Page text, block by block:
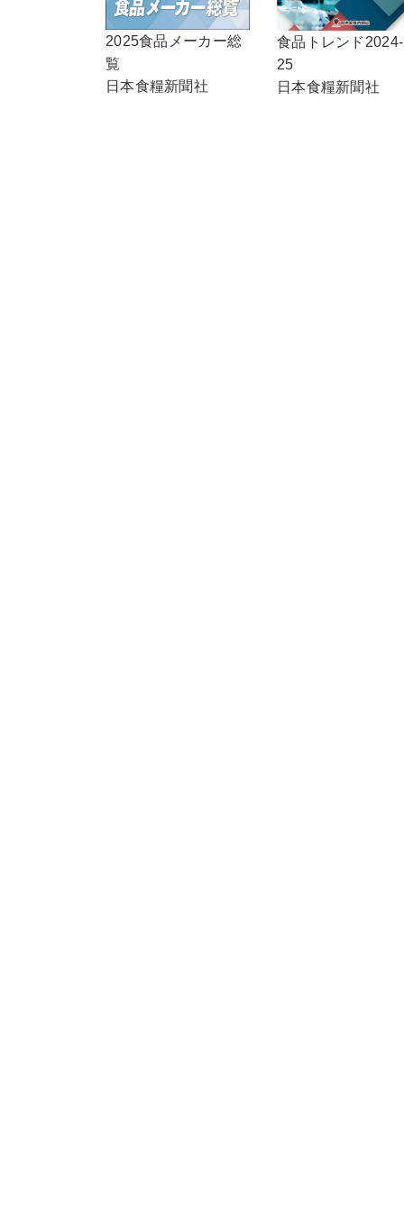
2025食品メーカー総
覧
日本食糧新聞社
食品トレンド
25
日本食糧新聞社